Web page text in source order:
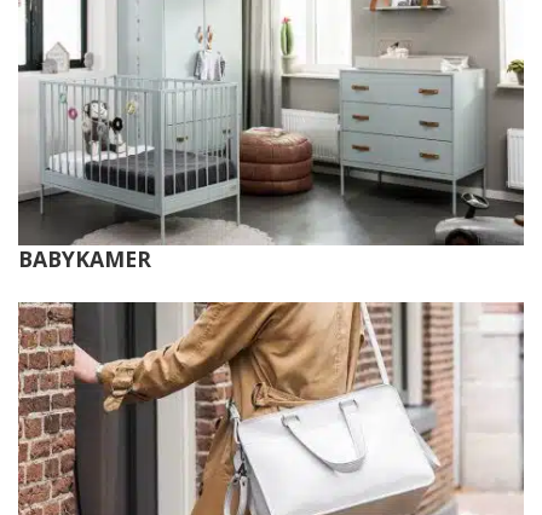
BABYKAMER